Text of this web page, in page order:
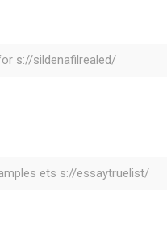
s://sildenafilrealed/
ets s://essaytruelist/